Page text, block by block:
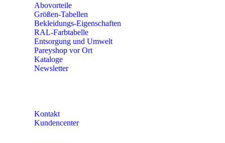
Abovorteile
Größen-Tabellen
Bekleidungs-Eigenschaften
RAL-Farbtabelle
Entsorgung und Umwelt
Pareyshop vor Ort
Kataloge
Newsletter
Kontakt
Kundencenter